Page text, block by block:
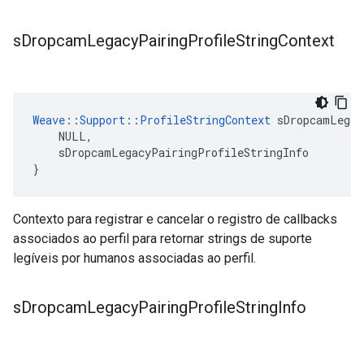
sDropcamLegacyPairingProfileStringContext
Weave::Support::ProfileStringContext
    NULL,
    sDropcamLegacyPairingProfileStringInfo
}
Contexto para registrar e cancelar o registro de callbacks
associados ao perfil para retornar strings de suporte
legíveis por humanos associadas ao perfil.
sDropcamLegacyPairingProfileStringInfo